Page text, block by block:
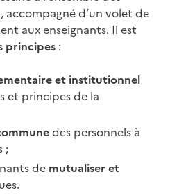
accompagné d’un volet de
aux enseignants. Il est
principes :
et institutionnel
et principes de la
des personnels à
;
de mutualiser et